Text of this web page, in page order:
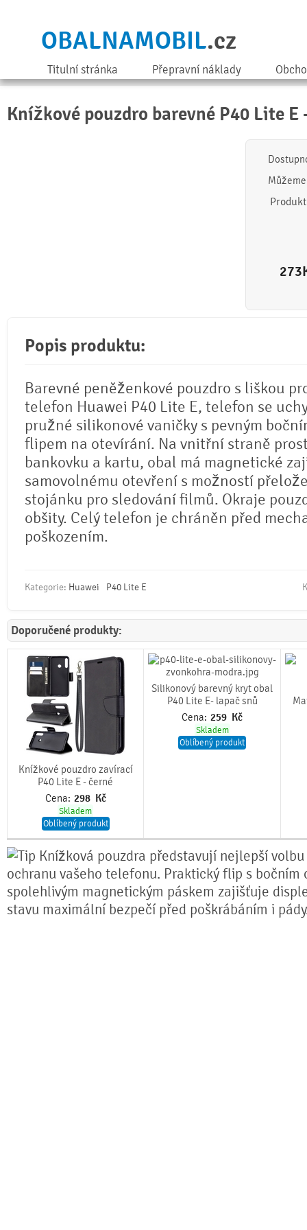
OBALNAMOBIL.cz
Titulní stránka Přepravní náklady
Knížkové pouzdro barevné P40 Lite E
273
Popis produktu:
Barevné peněženkové pouzdro s liškou
telefon Huawei P40 Lite E, telefon se
pružné silikonové vaničky s pevným
flipem na otevírání. Na vnitřní straně
bankovku a kartu, obal má magnetické
samovolnému otevření s možností
stojánku pro sledování filmů. Okraje
obšity. Celý telefon je chráněn před
poškozením.
Kategorie: Huawei P40 Lite E
Doporučené produkty:
Knížkové pouzdro zavírací
P40 Lite E - černé
Cena: 298 Kč
Skladem
Oblíbený produkt
Silikonový barevný kryt obal
P40 Lite E- lapač snů
Cena: 259 Kč
Skladem
Oblíbený produkt
Knížková pouzdra představují nejlepší
ochranu vašeho telefonu. Praktický flip s bočním
spolehlivým magnetickým páskem zajišťuje
stavu maximální bezpečí před poškrábáním i